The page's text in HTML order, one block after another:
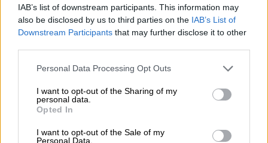
IAB’s list of downstream participants. This information may
also be disclosed by us to third parties on the IAB’s List of
Downstream Participants that may further disclose it to other
Please note that this website/app uses one or more Google
not limited to your visit or usage behaviour. You may click to
grant or deny consent to Google and its third-party tags to
use your data for below specified purposes in below Google
consent section.
Personal Data Processing Opt Outs
I want to opt-out of the Sharing of my
personal data.
Opted In
I want to opt-out of the Sale of my
Personal Data.